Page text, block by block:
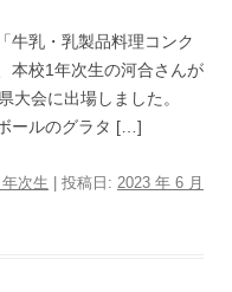
牛乳・乳製品料理コンク
本校1年次生の河合さんが
大会に出場しました。
ールのグラタ […]
年次生 | 投稿日: 2023 年 6 月